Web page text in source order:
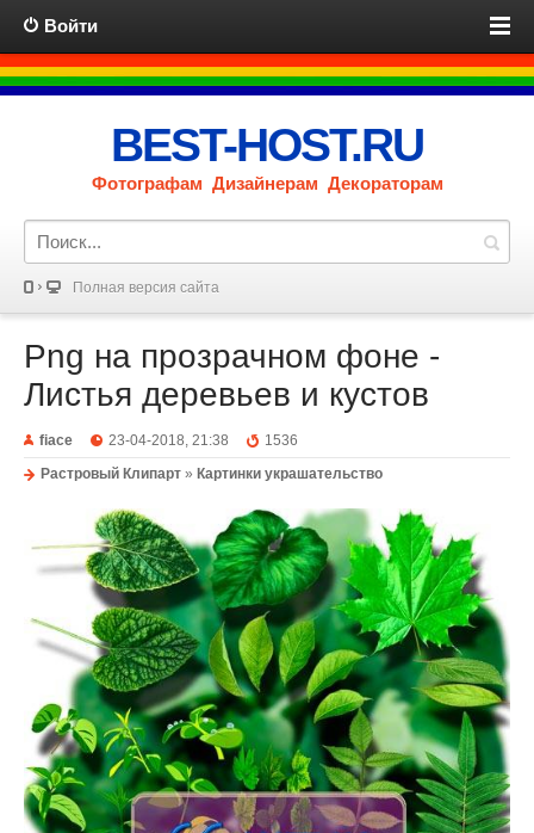
Войти
BEST-HOST.RU
Фотографам Дизайнерам Декораторам
Полная версия сайта
Png на прозрачном фоне -
Листья деревьев и кустов
fiace 23-04-2018, 21:38
1536
Растровый Клипарт » Картинки украшательство